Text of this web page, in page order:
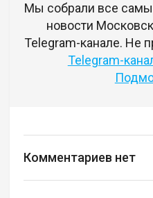
Мы собрали все
новости
Telegram-канале. Не
Telegram-
Комментариев нет